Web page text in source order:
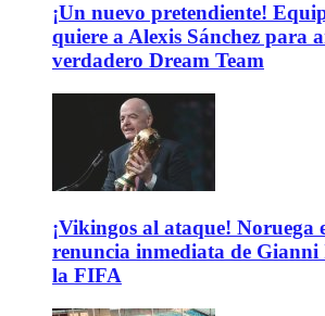
¡Un nuevo pretendiente!
quiere a Alexis Sánchez para
verdadero Dream Team
¡Vikingos al ataque! Noruega
renuncia inmediata de
la FIFA